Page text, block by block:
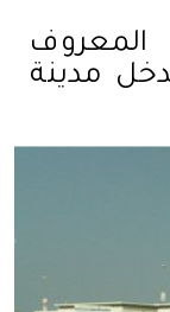
المعروف
مدينة